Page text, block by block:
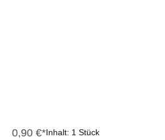
0,90 €*Inhalt: 1 Stück